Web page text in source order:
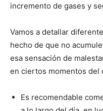
incremento de gases y
Vamos a detallar
hecho de que no
esa sensación de
en ciertos momentos del
Es recomendable